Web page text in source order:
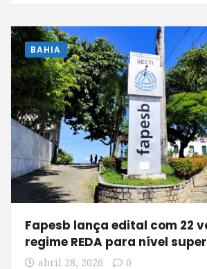
BAHIA
Fapesb lança edital com 22
regime REDA para nível
abril 28, 2026 0